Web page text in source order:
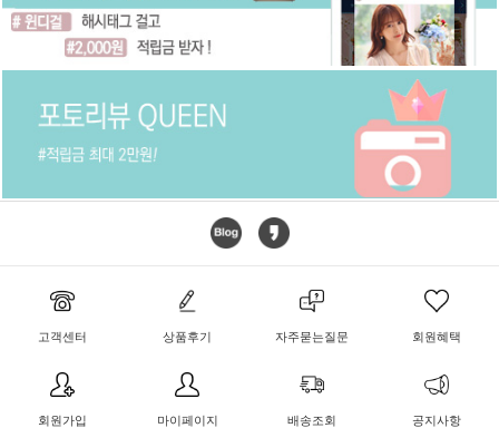
고객센터 상품후기 자주묻는질문 회원혜택
회원가입 마이페이지 배송조회 공지사항